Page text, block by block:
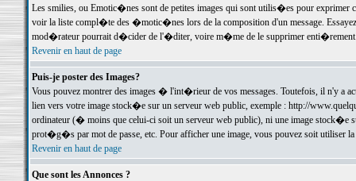
Les smilies, ou Emotic�nes sont de petites images qui sont utilis�es pour exprimer
voir la liste compl�te des �motic�nes lors de la composition d'un message.
mod�rateur pourrait d�cider de l'�diter, voire m�me de le supprimer
Revenir en haut de page
Puis-je poster des Images?
Vous pouvez montrer des images � l'int�rieur de vos messages. Toutefois, il n'y a
lien vers votre image stock�e sur un serveur web public, exemple : http://
ordinateur (� moins que celui-ci soit un serveur web public), ni une image stock�e
prot�g�s par mot de passe, etc. Pour afficher une image, vous pouvez soit
Revenir en haut de page
Que sont les Annonces ?